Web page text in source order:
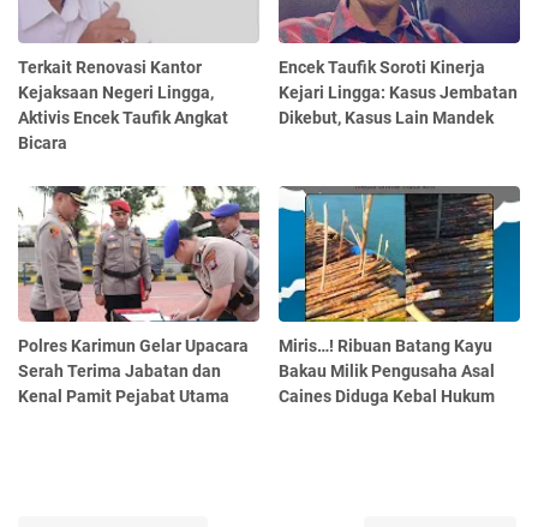
Terkait Renovasi Kantor
Kejaksaan Negeri Lingga,
Aktivis Encek Taufik Angkat
Bicara
Encek Taufik Soroti Kinerja
Kejari Lingga: Kasus Jembatan
Dikebut, Kasus Lain Mandek
Polres Karimun Gelar Upacara
Serah Terima Jabatan dan
Kenal Pamit Pejabat Utama
Miris…! Ribuan Batang Kayu
Bakau Milik Pengusaha Asal
Caines Diduga Kebal Hukum